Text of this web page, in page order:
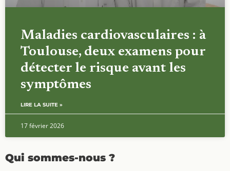
Maladies cardiovasculaires : à
Toulouse, deux examens pour
détecter le risque avant les
symptômes
LIRE LA SUITE »
17 février 2026
Qui sommes-nous ?